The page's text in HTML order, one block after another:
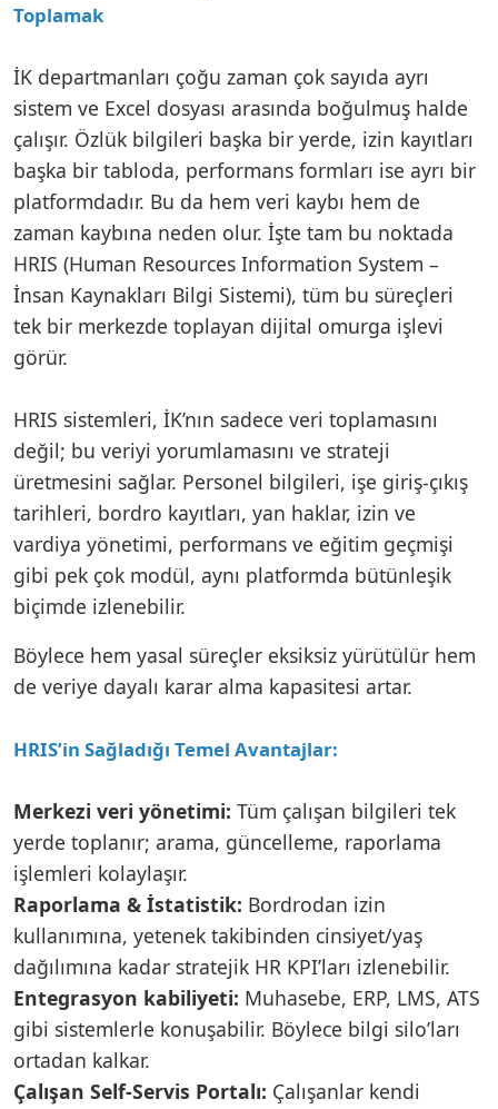
Toplamak
İK departmanları çoğu zaman çok sayıda ayrı
sistem ve Excel dosyası arasında boğulmuş halde
çalışır. Özlük bilgileri başka bir yerde, izin kayıtları
başka bir tabloda, performans formları ise ayrı bir
platformdadır. Bu da hem veri kaybı hem de
zaman kaybına neden olur. İşte tam bu noktada
HRIS (Human Resources Information System –
İnsan Kaynakları Bilgi Sistemi), tüm bu süreçleri
tek bir merkezde toplayan dijital omurga işlevi
görür.
HRIS sistemleri, İK’nın sadece veri toplamasını
değil; bu veriyi yorumlamasını ve strateji
üretmesini sağlar. Personel bilgileri, işe giriş-çıkış
tarihleri, bordro kayıtları, yan haklar, izin ve
vardiya yönetimi, performans ve eğitim geçmişi
gibi pek çok modül, aynı platformda bütünleşik
biçimde izlenebilir.
Böylece hem yasal süreçler eksiksiz yürütülür hem
de veriye dayalı karar alma kapasitesi artar.
HRIS’in Sağladığı Temel Avantajlar:
Merkezi veri yönetimi: Tüm çalışan bilgileri tek
yerde toplanır; arama, güncelleme, raporlama
işlemleri kolaylaşır.
Raporlama & İstatistik: Bordrodan izin
kullanımına, yetenek takibinden cinsiyet/yaş
dağılımına kadar stratejik HR KPI’ları izlenebilir.
Entegrasyon kabiliyeti: Muhasebe, ERP, LMS, ATS
gibi sistemlerle konuşabilir. Böylece bilgi silo’ları
ortadan kalkar.
Çalışan Self-Servis Portalı: Çalışanlar kendi